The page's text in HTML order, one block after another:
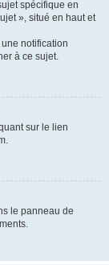
spécifique en
», situé en haut et
notification
à ce sujet.
sur le lien
le panneau de